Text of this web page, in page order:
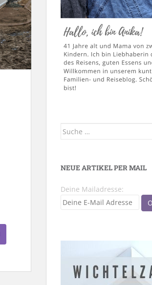
Suche
NEUE ARTIKEL PER MAIL
Deine Mailadresse: